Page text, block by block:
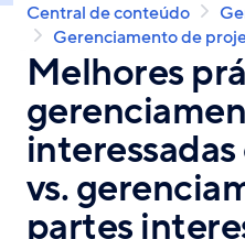
Breadcrumb
Central de conteúdo
Gerenciamento de
Melhores
vs.
partes